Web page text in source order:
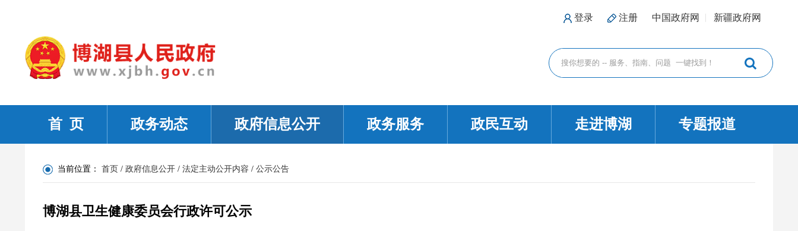
登录 注册 中国政府网 新疆政府网
首 页 政务动态 政府信息公开 政务服务 政民互动 走进博湖 专题报道
当前位置： 首页 / 政府信息公开 / 法定主动公开内容 / 公示公告
博湖县卫生健康委员会行政许可公示